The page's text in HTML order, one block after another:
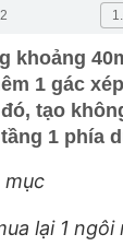
khoảng
1 gác
tạo
1 phía
mục
lại 1